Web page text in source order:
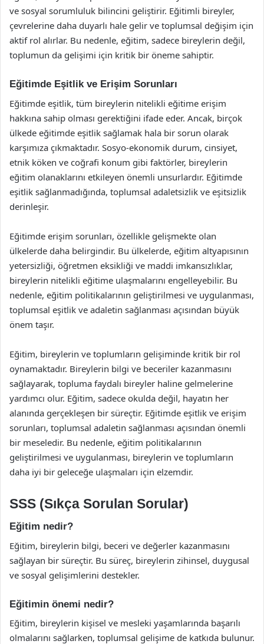
ve sosyal sorumluluk bilincini geliştirir. Eğitimli bireyler,
çevrelerine daha duyarlı hale gelir ve toplumsal değişim için
aktif rol alırlar. Bu nedenle, eğitim, sadece bireylerin değil,
toplumun da gelişimi için kritik bir öneme sahiptir.
Eğitimde Eşitlik ve Erişim Sorunları
Eğitimde eşitlik, tüm bireylerin nitelikli eğitime erişim
hakkına sahip olması gerektiğini ifade eder. Ancak, birçok
ülkede eğitimde eşitlik sağlamak hala bir sorun olarak
karşımıza çıkmaktadır. Sosyo-ekonomik durum, cinsiyet,
etnik köken ve coğrafi konum gibi faktörler, bireylerin
eğitim olanaklarını etkileyen önemli unsurlardır. Eğitimde
eşitlik sağlanmadığında, toplumsal adaletsizlik ve eşitsizlik
derinleşir.
Eğitimde erişim sorunları, özellikle gelişmekte olan
ülkelerde daha belirgindir. Bu ülkelerde, eğitim altyapısının
yetersizliği, öğretmen eksikliği ve maddi imkansızlıklar,
bireylerin nitelikli eğitime ulaşmalarını engelleyebilir. Bu
nedenle, eğitim politikalarının geliştirilmesi ve uygulanması,
toplumsal eşitlik ve adaletin sağlanması açısından büyük
önem taşır.
Eğitim, bireylerin ve toplumların gelişiminde kritik bir rol
oynamaktadır. Bireylerin bilgi ve beceriler kazanmasını
sağlayarak, topluma faydalı bireyler haline gelmelerine
yardımcı olur. Eğitim, sadece okulda değil, hayatın her
alanında gerçekleşen bir süreçtir. Eğitimde eşitlik ve erişim
sorunları, toplumsal adaletin sağlanması açısından önemli
bir meseledir. Bu nedenle, eğitim politikalarının
geliştirilmesi ve uygulanması, bireylerin ve toplumların
daha iyi bir geleceğe ulaşmaları için elzemdir.
SSS (Sıkça Sorulan Sorular)
Eğitim nedir?
Eğitim, bireylerin bilgi, beceri ve değerler kazanmasını
sağlayan bir süreçtir. Bu süreç, bireylerin zihinsel, duygusal
ve sosyal gelişimlerini destekler.
Eğitimin önemi nedir?
Eğitim, bireylerin kişisel ve mesleki yaşamlarında başarılı
olmalarını sağlarken, toplumsal gelişime de katkıda bulunur.